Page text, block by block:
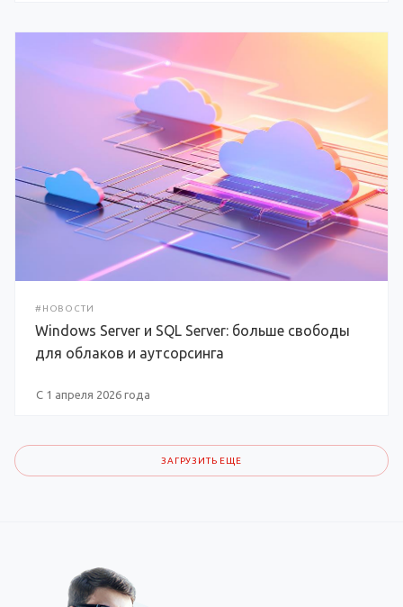
#НОВОСТИ
Windows Server и SQL Server: больше свободы
для облаков и аутсорсинга
С 1 апреля 2026 года
ЗАГРУЗИТЬ ЕЩЕ